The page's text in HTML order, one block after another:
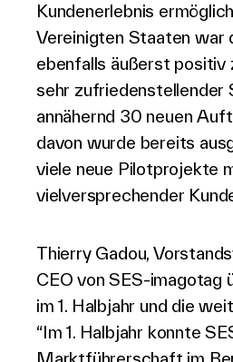
Kundenerlebnis
Vereinigten Staaten war
ebenfalls äußerst positiv
sehr zufriedenstellender
annähernd 30 neuen
davon wurde bereits
viele neue Pilotprojekte
vielversprechender
Thierry Gadou,
CEO von SES-imagotag
im 1. Halbjahr und die
“Im 1. Halbjahr konnte